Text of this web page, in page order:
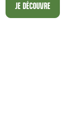
JE DÉCOUVRE